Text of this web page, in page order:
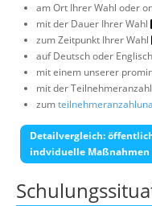
am Ort Ihrer Wahl oder
mit der Dauer Ihrer Wahl
zum Zeitpunkt Ihrer Wahl
auf Deutsch oder Englisch
mit einem unserer
mit der
zum
Detailvergleich:
indviduelle Maßnahmen